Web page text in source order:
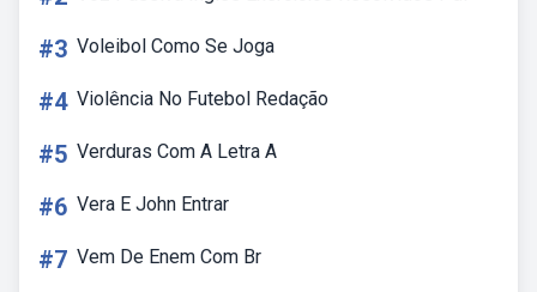
#3 Voleibol Como Se Joga
#4 Violência No Futebol Redação
#5 Verduras Com A Letra A
#6 Vera E John Entrar
#7 Vem De Enem Com Br